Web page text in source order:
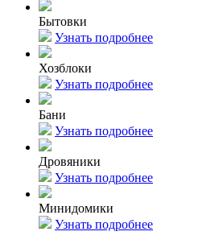
Бытовки
Узнать подробнее
Хозблоки
Узнать подробнее
Бани
Узнать подробнее
Дровяники
Узнать подробнее
Минидомики
Узнать подробнее